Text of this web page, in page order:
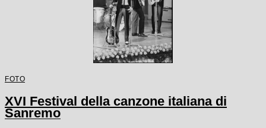
FOTO
XVI Festival della canzone italiana di
Sanremo